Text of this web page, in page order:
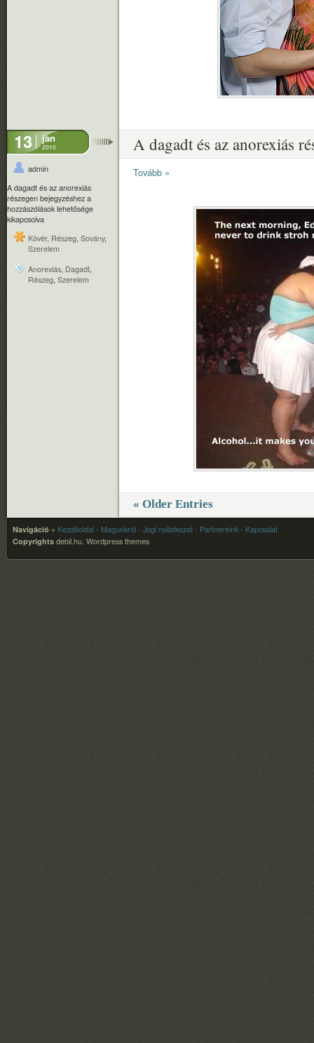
13 jan
2010
admin
A dagadt és az anorexiás
részegen bejegyzéshez a
hozzászólások lehetősége
kikapcsolva
Kövér, Részeg Sovány,
Szerelem
Anorexiás Dagadt
Részeg Szerelem
A dagadt és az anorexiás
Tovább »
« Older Entries
Navigáció » Kezdõoldal - Magunkról - Jogi nyilatkozat - Partnereink - Kapcsolat
Copyrights debil.hu. Wordpress themes